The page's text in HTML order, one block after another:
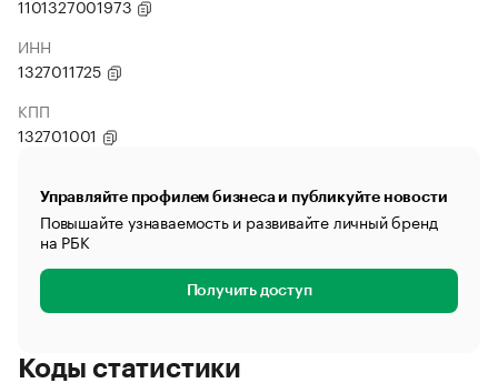
1101327001973
ИНН
1327011725
КПП
132701001
Управляйте профилем бизнеса и публикуйте новости
Повышайте узнаваемость и развивайте личный бренд
на РБК
Получить доступ
Коды статистики